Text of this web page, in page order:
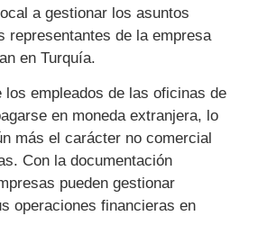
a gestionar los asuntos
representantes de la empresa
en Turquía.
los empleados de las oficinas de
en moneda extranjera, lo
más el carácter no comercial
Con la documentación
pueden gestionar
operaciones financieras en